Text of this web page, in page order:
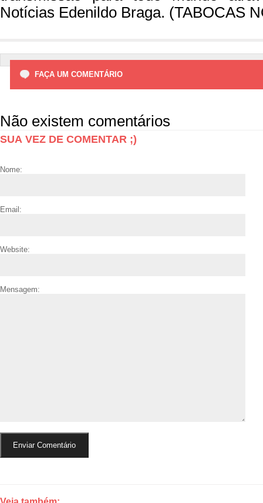
Notícias Edenildo Braga. (TABOCAS
FAÇA UM COMENTÁRIO
Não existem comentários
SUA VEZ DE COMENTAR ;)
Nome:
Email:
Website:
Mensagem: